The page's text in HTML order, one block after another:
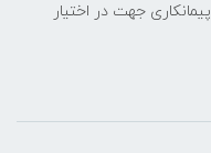
جهت در اختیار